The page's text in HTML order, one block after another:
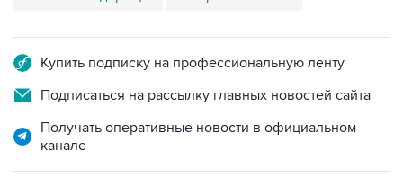
Купить подписку на профессиональную ленту
Подписаться на рассылку главных новостей сайта
Получать оперативные новости в официальном
канале